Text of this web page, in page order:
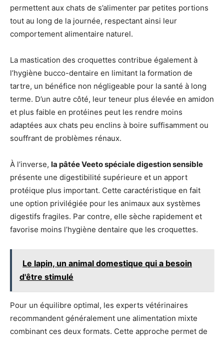
permettent aux chats de s’alimenter par petites portions
tout au long de la journée, respectant ainsi leur
comportement alimentaire naturel.
La mastication des croquettes contribue également à
l’hygiène bucco-dentaire en limitant la formation de
tartre, un bénéfice non négligeable pour la santé à long
terme. D’un autre côté, leur teneur plus élevée en amidon
et plus faible en protéines peut les rendre moins
adaptées aux chats peu enclins à boire suffisamment ou
souffrant de problèmes rénaux.
À l’inverse, la pâtée Veeto spéciale digestion sensible
présente une digestibilité supérieure et un apport
protéique plus important. Cette caractéristique en fait
une option privilégiée pour les animaux aux systèmes
digestifs fragiles. Par contre, elle sèche rapidement et
favorise moins l’hygiène dentaire que les croquettes.
Le lapin, un animal domestique qui a besoin
d'être stimulé
Pour un équilibre optimal, les experts vétérinaires
recommandent généralement une alimentation mixte
combinant ces deux formats. Cette approche permet de